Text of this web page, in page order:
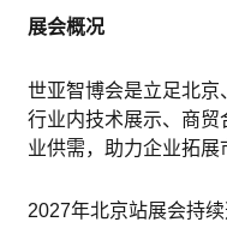
展会概况
世亚智博会是立足北京
行业内技术展示、商
业供需，助力企业拓展
2027年北京站展会持